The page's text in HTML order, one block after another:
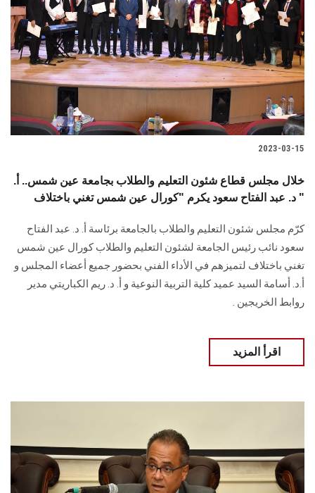
2023-03-15
خلال مجلس قطاع شئون التعليم والطلاب بجامعة عين شمس.. أ.
د. عبد الفتاح سعود يكرم "كورال عين شمس تغني باختلاف "
كرّم مجلس شئون التعليم والطلاب بالجامعة برئاسة أ. د. عبد الفتاح
سعود نائب رئيس الجامعة لشئون التعليم والطلاب كورال عين شمس
تغني باختلاف لتميزهم في الأداء الفني بحضور جميع أعضاء المجلس و
أ.د. أسامة السيد عميد كلية التربية النوعية و أ. د. ريم الكباريتي مدير
روابط الخريجين .
اقرأ المزيد